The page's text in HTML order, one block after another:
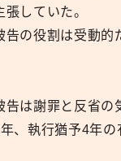
していた。
告の役割は受動的
告は謝罪と反省の
、執行猶予4年